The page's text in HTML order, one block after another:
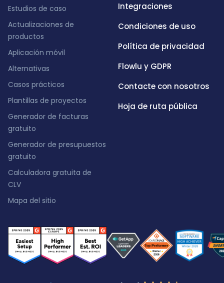
Estudios de caso
Actualizaciones de
productos
Aplicación móvil
Alternativas
Casos prácticos
Plantillas de proyectos
Generador de facturas
gratuito
Generador de presupuestos
gratuito
Calculadora gratuita de
CLV
Mapa del sitio
Integraciones
Condiciones de uso
Política de privacidad
Flowlu y GDPR
Contacte con nosotros
Hoja de ruta pública